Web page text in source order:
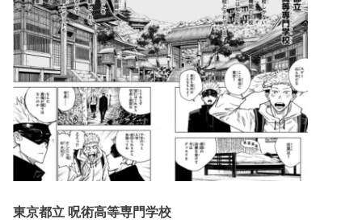
東京都立 呪術高等専門学校